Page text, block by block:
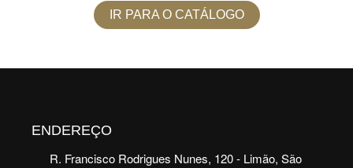
IR PARA O CATÁLOGO
ENDEREÇO
R. Francisco Rodrigues Nunes, 120 - Limão, São